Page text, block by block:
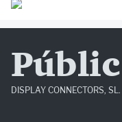
Públic
DISPLAY CONNECTORS, SL.